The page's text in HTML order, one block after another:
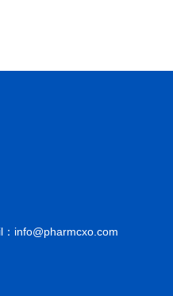
：info@pharmcxo.com